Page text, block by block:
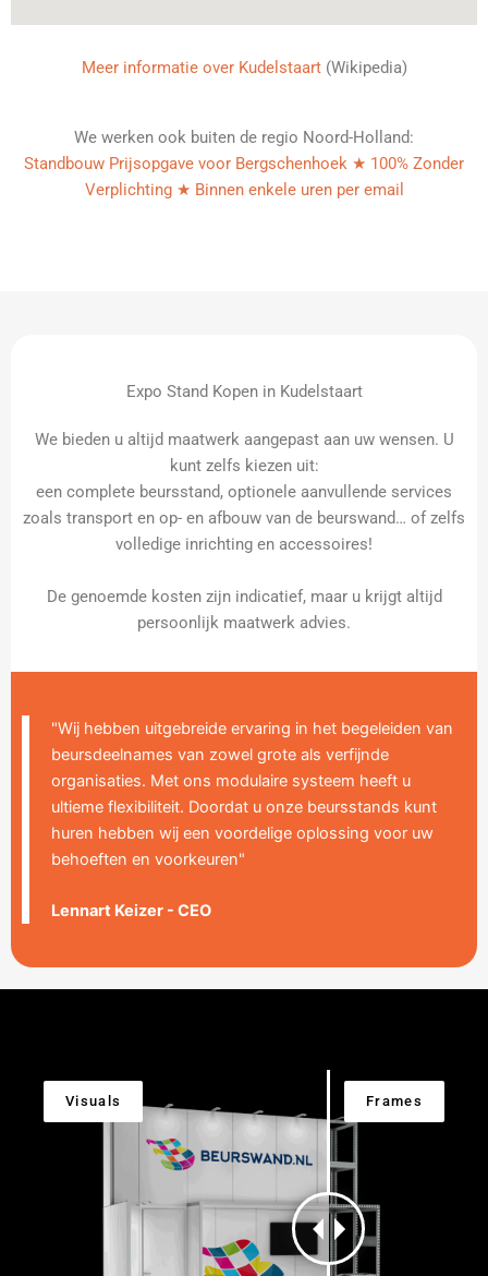
Meer informatie over Kudelstaart(Wikipedia)
We werken ook buiten de regio Noord-Holland:
Standbouw Prijsopgave voor Bergschenhoek ★ 100% Zonder
Verplichting ★ Binnen enkele uren per email
Expo Stand Kopen in Kudelstaart
We bieden u altijd maatwerk aangepast aan uw wensen. U
kunt zelfs kiezen uit:
een complete beursstand, optionele aanvullende services
zoals transport en op- en afbouw van de beurswand… of zelfs
volledige inrichting en accessoires!
De genoemde kosten zijn indicatief, maar u krijgt altijd
persoonlijk maatwerk advies.
"Wij hebben uitgebreide ervaring in het begeleiden van
beursdeelnames van zowel grote als verfijnde
organisaties. Met ons modulaire systeem heeft u
ultieme flexibiliteit. Doordat u onze beursstands kunt
huren hebben wij een voordelige oplossing voor uw
behoeften en voorkeuren"
Lennart Keizer - CEO